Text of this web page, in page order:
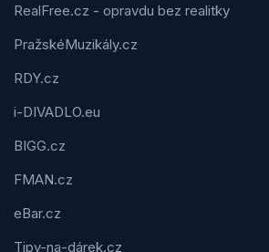
RealFree.cz - opravdu bez realitky
PražskéMuzikály.cz
RDY.cz
i-DIVADLO.eu
BIGG.cz
FMAN.cz
eBar.cz
Tipy-na-dárek.cz